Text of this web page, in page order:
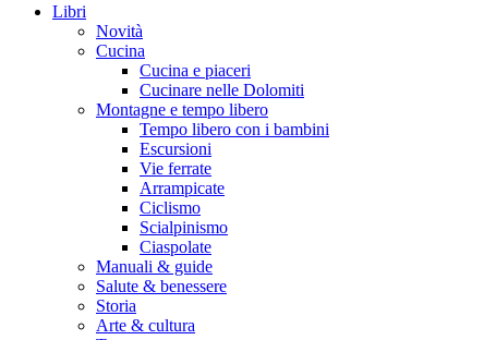
Libri
Novità
Cucina
Cucina e piaceri
Cucinare nelle Dolomiti
Montagne e tempo libero
Tempo libero con i bambini
Escursioni
Vie ferrate
Arrampicate
Ciclismo
Scialpinismo
Ciaspolate
Manuali & guide
Salute & benessere
Storia
Arte & cultura